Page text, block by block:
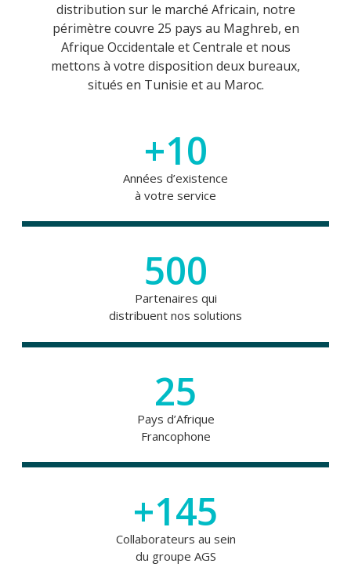
distribution sur le marché Africain, notre
périmètre couvre 25 pays au Maghreb, en
Afrique Occidentale et Centrale et nous
mettons à votre disposition deux bureaux,
situés en Tunisie et au Maroc.
+10
Années d’existence
à votre service
500
Partenaires qui
distribuent nos solutions
25
Pays d’Afrique
Francophone
+145
Collaborateurs au sein
du groupe AGS